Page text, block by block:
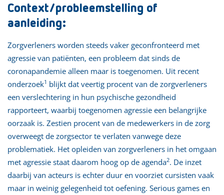
Context/probleemstelling of
aanleiding:
Zorgverleners worden steeds vaker geconfronteerd met
agressie van patiënten, een probleem dat sinds de
coronapandemie alleen maar is toegenomen. Uit recent
onderzoek1 blijkt dat veertig procent van de zorgverleners
een verslechtering in hun psychische gezondheid
rapporteert, waarbij toegenomen agressie een belangrijke
oorzaak is. Zestien procent van de medewerkers in de zorg
overweegt de zorgsector te verlaten vanwege deze
problematiek. Het opleiden van zorgverleners in het omgaan
met agressie staat daarom hoog op de agenda2. De inzet
daarbij van acteurs is echter duur en voorziet cursisten vaak
maar in weinig gelegenheid tot oefening. Serious games en